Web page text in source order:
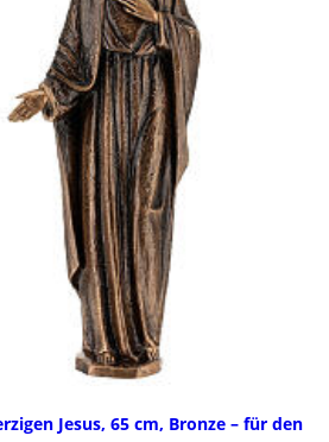
Jesus, 65 cm, Bronze – für den